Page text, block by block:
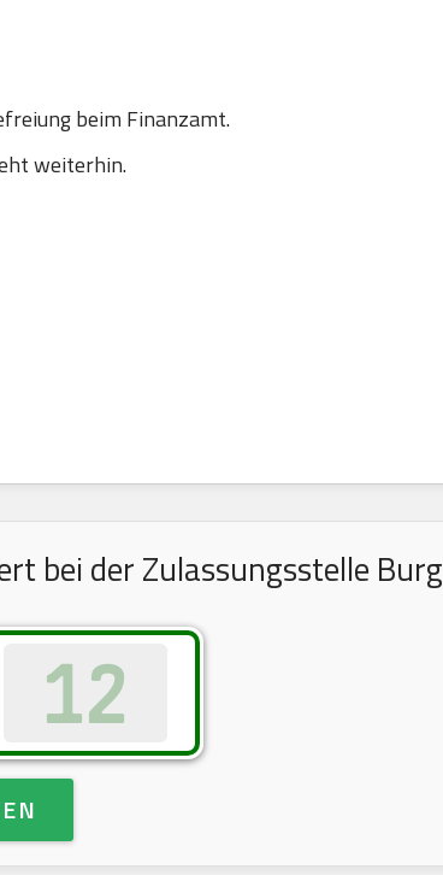
beim Finanzamt.
weiterhin.
bei der Zulassungsstelle Burg